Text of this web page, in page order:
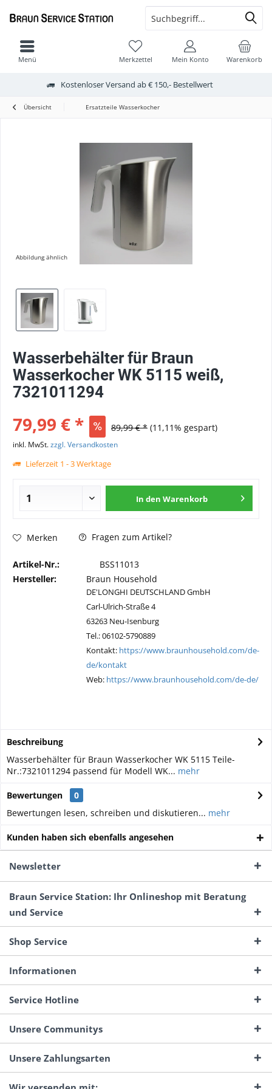
Kostenloser Versand ab € 150,- Bestellwert
Warenkorb
Merkzettel Mein Konto
Menü
Übersicht Ersatzteile Wasserkocher
Abbildung ähnlich
Wasserbehälter für Braun
Wasserkocher WK 5115 weiß,
7321011294
79,99 € * 89,99 € * (11,11% gespart)
inkl. MwSt.zzgl. Versandkosten
Lieferzeit 1 - 3 Werktage
In den Warenkorb
Merken Fragen zum Artikel?
Artikel-Nr.:
BSS11013
Hersteller:
Braun Household
DE'LONGHI DEUTSCHLAND GmbH
Carl-Ulrich-Straße 4
63263 Neu-Isenburg
Tel.: 06102-5790889
Kontakt: https://www.braunhousehold.com/de-
de/kontakt
Web: https://www.braunhousehold.com/de-de/
Beschreibung
Wasserbehälter für Braun Wasserkocher WK 5115 Teile-
Nr.:7321011294 passend für Modell WK... mehr
Bewertungen
0
Bewertungen lesen, schreiben und diskutieren... mehr
Kunden haben sich ebenfalls angesehen
Newsletter
Braun Service Station: Ihr Onlineshop mit Beratung
und Service
Shop Service
Informationen
Service Hotline
Unsere Communitys
Unsere Zahlungsarten